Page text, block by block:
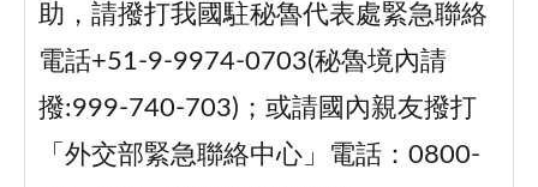
助，請撥打我國駐秘魯代表處緊急聯絡
電話+51-9-9974-0703(秘魯境內請
撥:999-740-703)；或請國內親友撥打
「外交部緊急聯絡中心」電話：0800-